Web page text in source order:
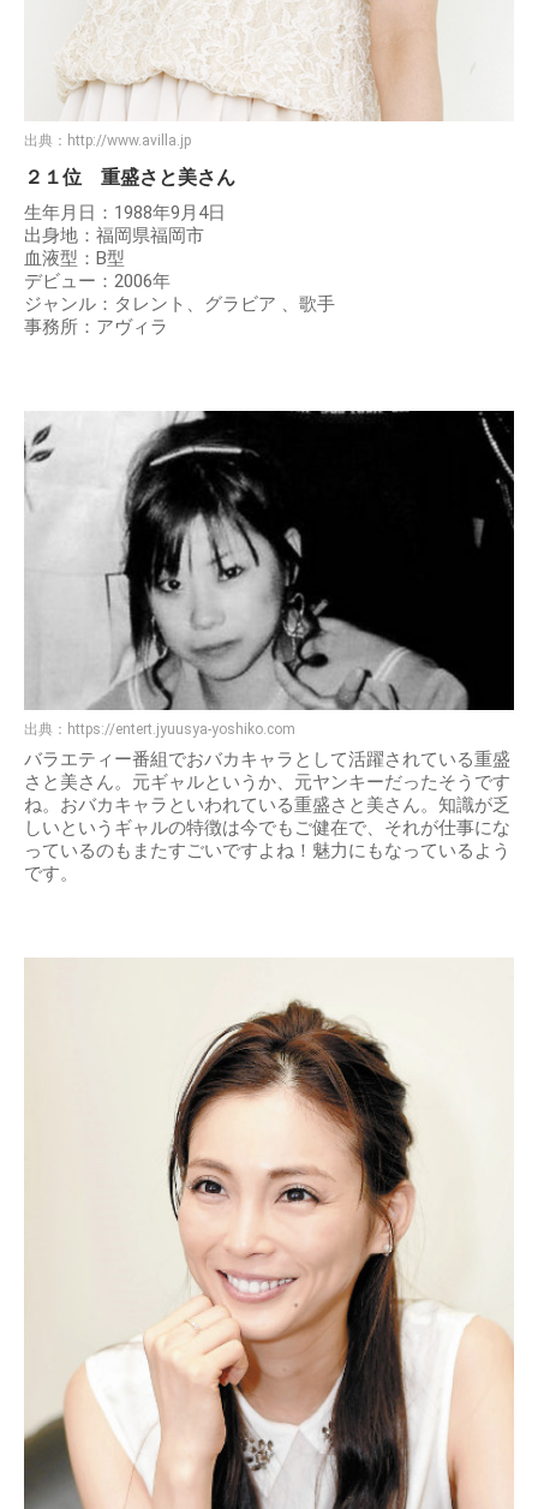
出典： http://www.avilla.jp
２１位 重盛さと美さん
生年月日：1988年9月4日
出身地：福岡県福岡市
血液型：B型
デビュー：2006年
ジャンル：タレント、グラビア 、歌手
事務所：アヴィラ
出典： https://entert.jyuusya-yoshiko.com
バラエティー番組でおバカキャラとして活躍されている重盛
さと美さん。元ギャルというか、元ヤンキーだったそうです
ね。おバカキャラといわれている重盛さと美さん。知識が乏
しいというギャルの特徴は今でもご健在で、それが仕事にな
っているのもまたすごいですよね！魅力にもなっているよう
です。